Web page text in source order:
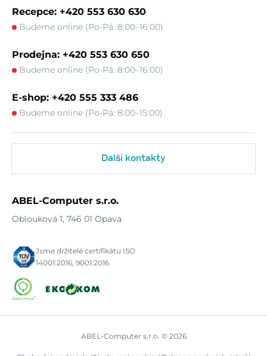
Recepce: +420 553 630 630
Budeme online (Po-Pá: 8:00–16:00)
Prodejna: +420 553 630 650
Budeme online (Po-Pá: 8:00–16:00)
E-shop: +420 555 333 486
Budeme online (Po-Pá: 8:00–15:00)
Další kontakty
ABEL-Computer s.r.o.
Oblouková 1, 746 01 Opava
Jsme držitelé certifikátu ISO
14001:2016, 9001:2016
ABEL-Computer s.r.o. © 2026